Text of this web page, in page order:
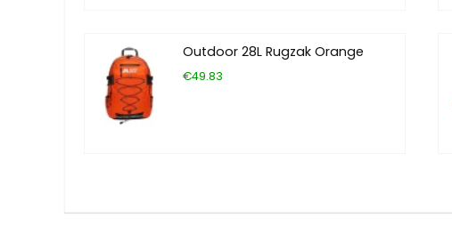
Outdoor 28L Rugzak Orange
€49.83